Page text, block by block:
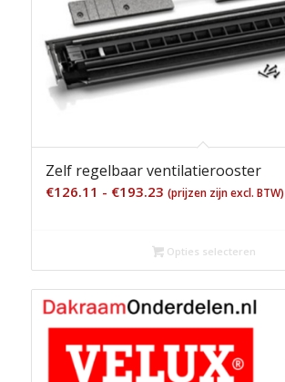
Zelf regelbaar ventilatierooster
€126.11 - €193.23Prijsklasse:
€193.23
(prijzen zijn excl. BTW)
Opties selecteren